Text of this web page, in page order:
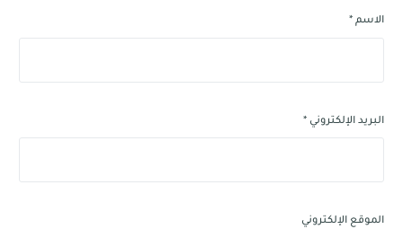
الاسم *
البريد الإلكتروني*
الموقع الإلكتروني